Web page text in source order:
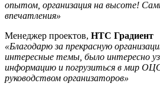
опытом, организация на высоте!
впечатления»
Менеджер проектов, НТС Градиент
«Благодарю за прекрасную
интересные темы, было интересно
информацию и погрузиться в мир
руководством организаторов»